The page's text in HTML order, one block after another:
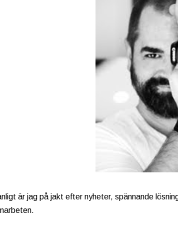
är jag på jakt efter nyheter, spännande